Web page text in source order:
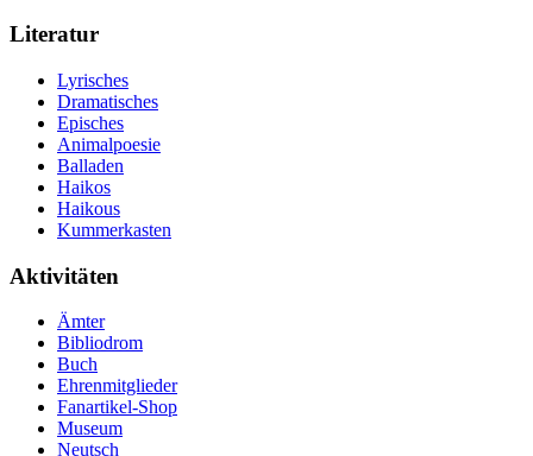
Literatur
Lyrisches
Dramatisches
Episches
Animalpoesie
Balladen
Haikos
Haikous
Kummerkasten
Aktivitäten
Ämter
Bibliodrom
Buch
Ehrenmitglieder
Fanartikel-Shop
Museum
Neutsch